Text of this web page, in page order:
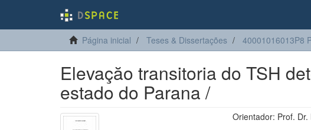
Página inicial Teses & Dissertações 40001016013P8
Elevaçăo transitoria do TSH
estado do Parana /
Orientador: Prof.